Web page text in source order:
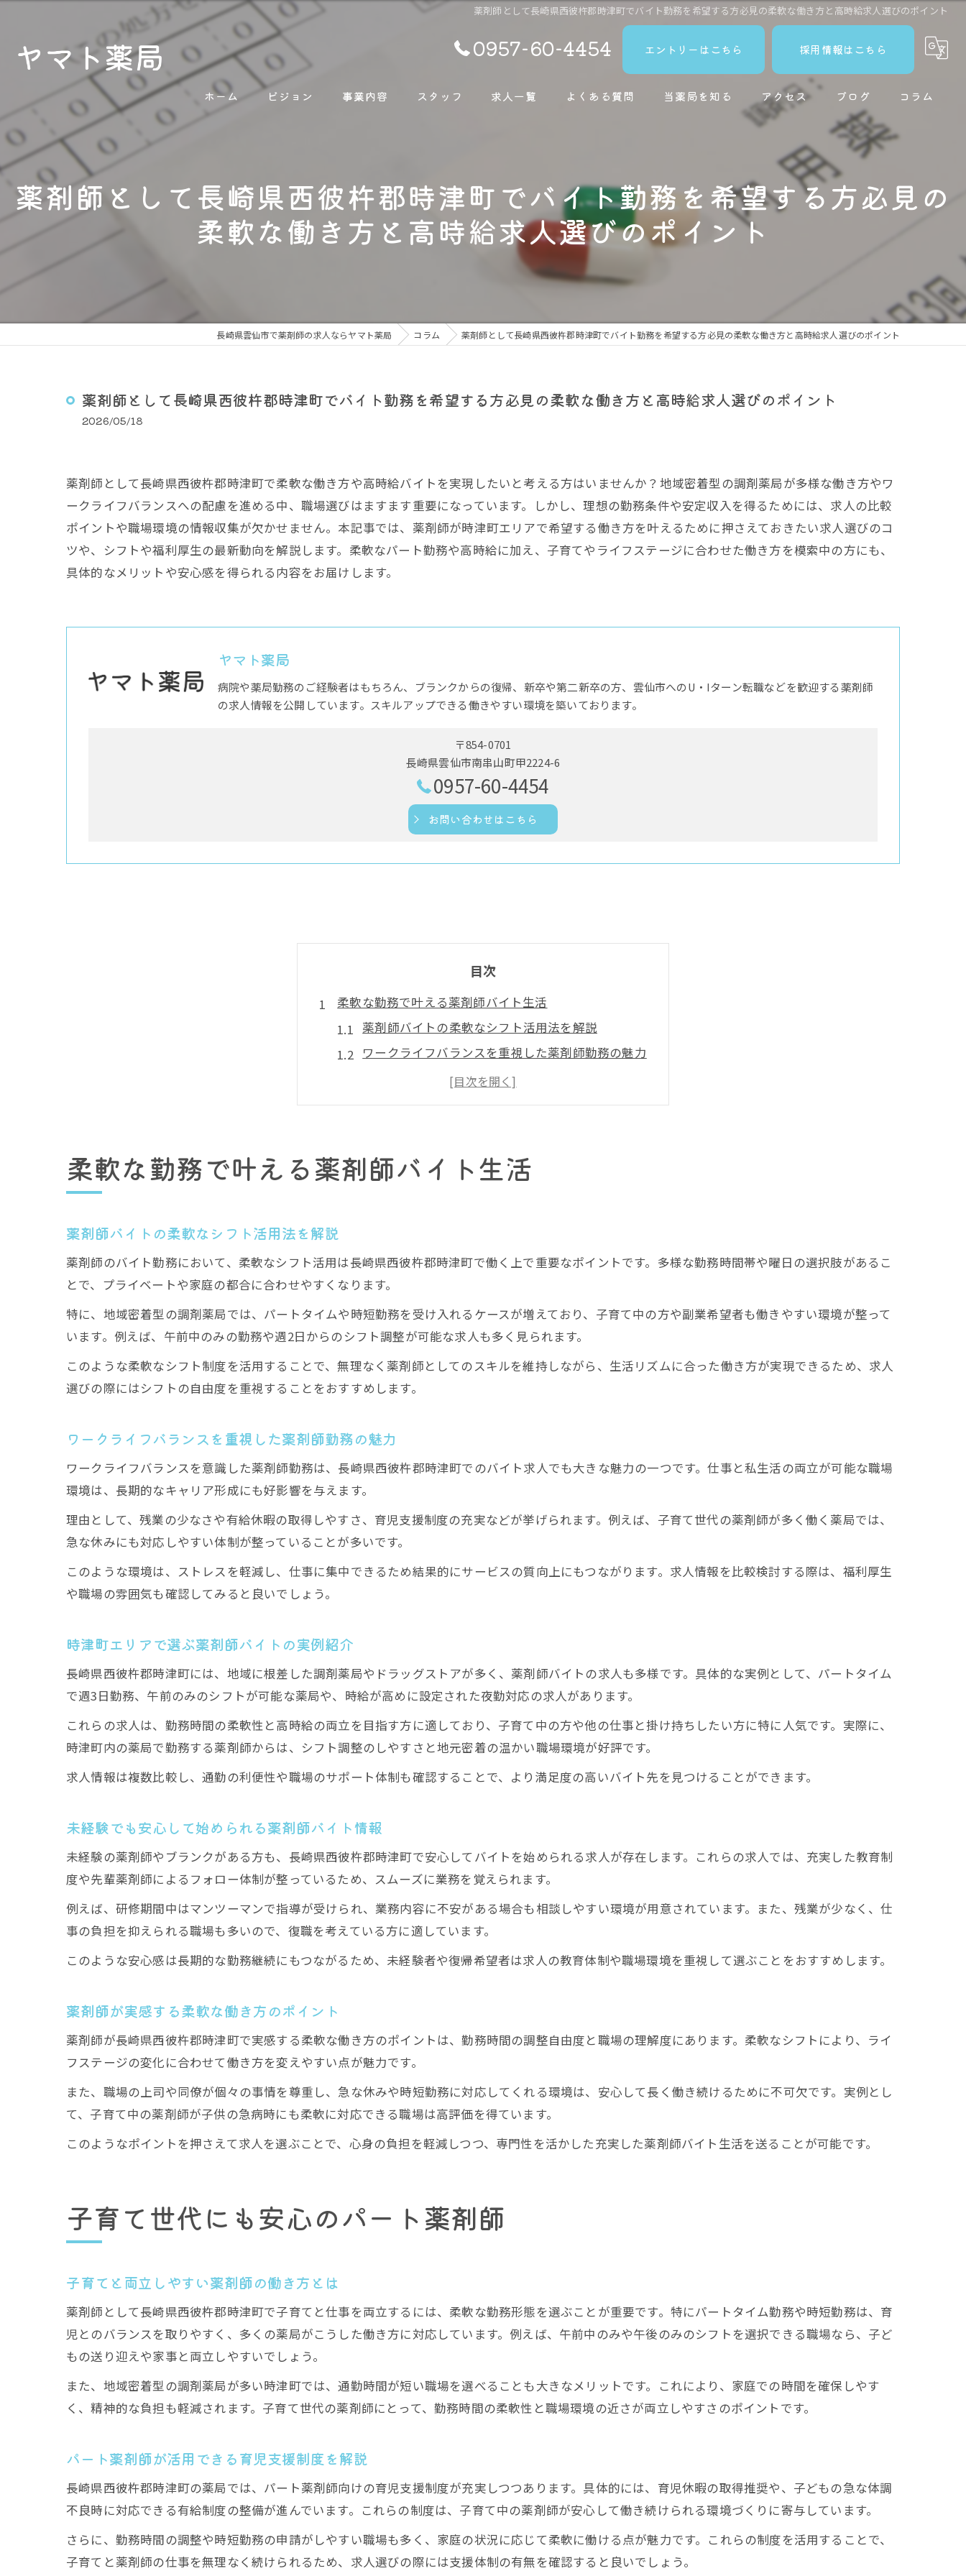
薬剤師として長崎県西彼杵郡時津町でバイト勤務を希望する方必見の柔軟な働き方と高時給求人選びのポイント
0957-60-4454 エントリーはこちら 採用情報はこちら
ホーム ビジョン 事業内容 スタッフ 求人一覧 よくある質問 当薬局を知る
新卒
ブランク
働きやすい
アクセス ブログ コラム
薬剤師として長崎県西彼杵郡時津町でバイト勤務を希望する方必見の
柔軟な働き方と高時給求人選びのポイント
長崎県雲仙市で薬剤師の求人ならヤマト薬局 コラム 薬剤師として長崎県西彼杵郡時津町でバイト勤務を希望する方必見の柔軟な働き方と高時給求人選びのポイント
薬剤師として長崎県西彼杵郡時津町でバイト勤務を希望する方必見の柔軟な働き方と高時給求人選びのポイント
2026/05/18
薬剤師として長崎県西彼杵郡時津町で柔軟な働き方や高時給バイトを実現したいと考える方はいませんか？地域密着型の調剤薬局が多様な働き方やワ
ークライフバランスへの配慮を進める中、職場選びはますます重要になっています。しかし、理想の勤務条件や安定収入を得るためには、求人の比較
ポイントや職場環境の情報収集が欠かせません。本記事では、薬剤師が時津町エリアで希望する働き方を叶えるために押さえておきたい求人選びのコ
ツや、シフトや福利厚生の最新動向を解説します。柔軟なパート勤務や高時給に加え、子育てやライフステージに合わせた働き方を模索中の方にも、
具体的なメリットや安心感を得られる内容をお届けします。
ヤマト薬局
病院や薬局勤務のご経験者はもちろん、ブランクからの復帰、新卒や第二新卒の方、雲仙市へのU・Iターン転職などを歓迎する薬剤師
の求人情報を公開しています。スキルアップできる働きやすい環境を築いております。
〒854-0701
長崎県雲仙市南串山町甲2224-6
0957-60-4454
お問い合わせはこちら
目次
柔軟な勤務で叶える薬剤師バイト生活
薬剤師バイトの柔軟なシフト活用法を解説
ワークライフバランスを重視した薬剤師勤務の魅力
時津町エリアで選ぶ薬剤師バイトの実例紹介
未経験でも安心して始められる薬剤師バイト情報
子育て世代にも安心のパート薬剤師
子育てと両立しやすい薬剤師の働き方とは
ママ薬剤師が安心して働ける環境の特徴
薬剤師バイトで叶える家族時間の充実法
シフト相談しやすい薬剤師求人を探すなら
シフト相談がしやすい薬剤師求人の見極め方
希望条件を叶える薬剤師求人の探し方
薬剤師が語るシフト相談の実際と体験談
高時給薬剤師バイトを選ぶ際の注意点
高時給求人に強い薬剤師バイトの特徴
時津町で見つける高時給薬剤師バイトの探し方
薬剤師が在宅医療で活躍するための準備
自宅訪問に対応する薬剤師バイトの実情
在宅医療薬剤師が感じるやりがいと課題
自分らしく働く薬剤師の求人選び術
薬剤師が自分らしい働き方を実現する方法
職場環境で選ぶ薬剤師求人のポイント
薬剤師バイトで重視したい自己実現の視点
長く続けられる薬剤師求人の見極め方
柔軟な勤務で叶える薬剤師バイト生活
薬剤師バイトの柔軟なシフト活用法を解説
薬剤師のバイト勤務において、柔軟なシフト活用は長崎県西彼杵郡時津町で働く上で重要なポイントです。多様な勤務時間帯や曜日の選択肢があるこ
とで、プライベートや家庭の都合に合わせやすくなります。
特に、地域密着型の調剤薬局では、パートタイムや時短勤務を受け入れるケースが増えており、子育て中の方や副業希望者も働きやすい環境が整って
います。例えば、午前中のみの勤務や週2日からのシフト調整が可能な求人も多く見られます。
このような柔軟なシフト制度を活用することで、無理なく薬剤師としてのスキルを維持しながら、生活リズムに合った働き方が実現できるため、求人
選びの際にはシフトの自由度を重視することをおすすめします。
ワークライフバランスを重視した薬剤師勤務の魅力
ワークライフバランスを意識した薬剤師勤務は、長崎県西彼杵郡時津町でのバイト求人でも大きな魅力の一つです。仕事と私生活の両立が可能な職場
環境は、長期的なキャリア形成にも好影響を与えます。
理由として、残業の少なさや有給休暇の取得しやすさ、育児支援制度の充実などが挙げられます。例えば、子育て世代の薬剤師が多く働く薬局では、
急な休みにも対応しやすい体制が整っていることが多いです。
このような環境は、ストレスを軽減し、仕事に集中できるため結果的にサービスの質向上にもつながります。求人情報を比較検討する際は、福利厚生
や職場の雰囲気も確認してみると良いでしょう。
時津町エリアで選ぶ薬剤師バイトの実例紹介
長崎県西彼杵郡時津町には、地域に根差した調剤薬局やドラッグストアが多く、薬剤師バイトの求人も多様です。具体的な実例として、パートタイム
で週3日勤務、午前のみのシフトが可能な薬局や、時給が高めに設定された夜勤対応の求人があります。
これらの求人は、勤務時間の柔軟性と高時給の両立を目指す方に適しており、子育て中の方や他の仕事と掛け持ちしたい方に特に人気です。実際に、
時津町内の薬局で勤務する薬剤師からは、シフト調整のしやすさと地元密着の温かい職場環境が好評です。
求人情報は複数比較し、通勤の利便性や職場のサポート体制も確認することで、より満足度の高いバイト先を見つけることができます。
未経験でも安心して始められる薬剤師バイト情報
未経験の薬剤師やブランクがある方も、長崎県西彼杵郡時津町で安心してバイトを始められる求人が存在します。これらの求人では、充実した教育制
度や先輩薬剤師によるフォロー体制が整っているため、スムーズに業務を覚えられます。
例えば、研修期間中はマンツーマンで指導が受けられ、業務内容に不安がある場合も相談しやすい環境が用意されています。また、残業が少なく、仕
事の負担を抑えられる職場も多いので、復職を考えている方に適しています。
このような安心感は長期的な勤務継続にもつながるため、未経験者や復帰希望者は求人の教育体制や職場環境を重視して選ぶことをおすすめします。
薬剤師が実感する柔軟な働き方のポイント
薬剤師が長崎県西彼杵郡時津町で実感する柔軟な働き方のポイントは、勤務時間の調整自由度と職場の理解度にあります。柔軟なシフトにより、ライ
フステージの変化に合わせて働き方を変えやすい点が魅力です。
また、職場の上司や同僚が個々の事情を尊重し、急な休みや時短勤務に対応してくれる環境は、安心して長く働き続けるために不可欠です。実例とし
て、子育て中の薬剤師が子供の急病時にも柔軟に対応できる職場は高評価を得ています。
このようなポイントを押さえて求人を選ぶことで、心身の負担を軽減しつつ、専門性を活かした充実した薬剤師バイト生活を送ることが可能です。
子育て世代にも安心のパート薬剤師
子育てと両立しやすい薬剤師の働き方とは
薬剤師として長崎県西彼杵郡時津町で子育てと仕事を両立するには、柔軟な勤務形態を選ぶことが重要です。特にパートタイム勤務や時短勤務は、育
児とのバランスを取りやすく、多くの薬局がこうした働き方に対応しています。例えば、午前中のみや午後のみのシフトを選択できる職場なら、子ど
もの送り迎えや家事と両立しやすいでしょう。
また、地域密着型の調剤薬局が多い時津町では、通勤時間が短い職場を選べることも大きなメリットです。これにより、家庭での時間を確保しやす
く、精神的な負担も軽減されます。子育て世代の薬剤師にとって、勤務時間の柔軟性と職場環境の近さが両立しやすさのポイントです。
パート薬剤師が活用できる育児支援制度を解説
長崎県西彼杵郡時津町の薬局では、パート薬剤師向けの育児支援制度が充実しつつあります。具体的には、育児休暇の取得推奨や、子どもの急な体調
不良時に対応できる有給制度の整備が進んでいます。これらの制度は、子育て中の薬剤師が安心して働き続けられる環境づくりに寄与しています。
さらに、勤務時間の調整や時短勤務の申請がしやすい職場も多く、家庭の状況に応じて柔軟に働ける点が魅力です。これらの制度を活用することで、
子育てと薬剤師の仕事を無理なく続けられるため、求人選びの際には支援体制の有無を確認すると良いでしょう。